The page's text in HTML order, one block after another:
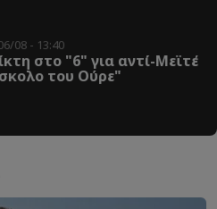
08 - 13:40
στο "6" για αντί-Μεϊτέ
του Ούρε"